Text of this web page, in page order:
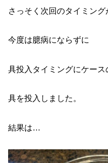
さっそく次回のタイミン
今度は臆病にならずに
具投入タイミングにケー
具を投入しました。
結果は…